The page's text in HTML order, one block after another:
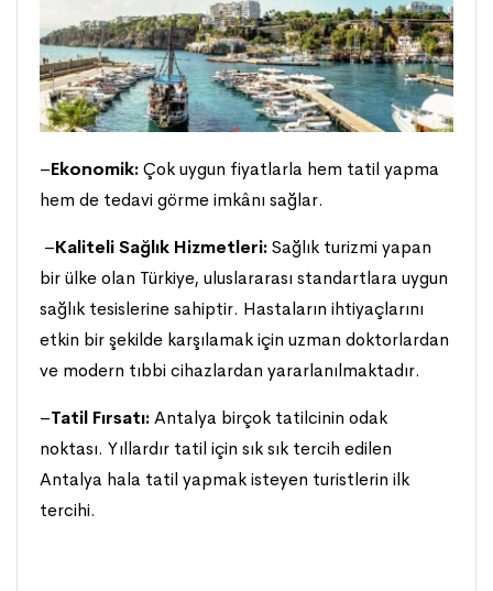
–Ekonomik:Çok uygun fiyatlarla hem tatil yapma
hem de tedavi görme imkânı sağlar.
–Kaliteli Sağlık Hizmetleri:Sağlık turizmi yapan
bir ülke olan Türkiye, uluslararası standartlara uygun
sağlık tesislerine sahiptir. Hastaların ihtiyaçlarını
etkin bir şekilde karşılamak için uzman doktorlardan
ve modern tıbbi cihazlardan yararlanılmaktadır.
–Tatil Fırsatı:Antalya birçok tatilcinin odak
noktası. Yıllardır tatil için sık sık tercih edilen
Antalya hala tatil yapmak isteyen turistlerin ilk
tercihi.